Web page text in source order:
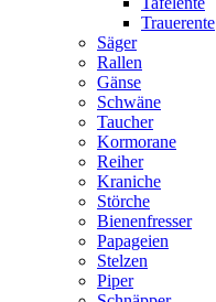
Trauerente
Säger
Rallen
Gänse
Schwäne
Taucher
Kormorane
Reiher
Kraniche
Störche
Bienenfresser
Papageien
Stelzen
Piper